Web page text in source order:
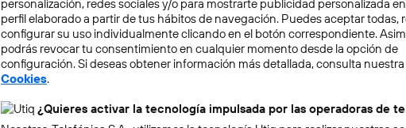
ESTILO DE VIDA INNOVACIÓN
El verano ya está aquí y muchos de nosotros
merecidas vacaciones. Sin embargo, una
Innovation Marketing Team
personalización, redes sociales y/o para mostrarte publicidad personalizada
perfil elaborado a partir de tus hábitos de navegación. Puedes aceptar todas,
configurar su uso individualmente clicando en el botón correspondiente.
podrás revocar tu consentimiento en cualquier momento desde la opción de
configuración. Si deseas obtener información más detallada, consulta nuestra
Cookies.
¿Quieres activar la tecnología impulsada por las operadoras de